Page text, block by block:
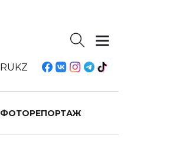
RUKZ
ФОТОРЕПОРТАЖ